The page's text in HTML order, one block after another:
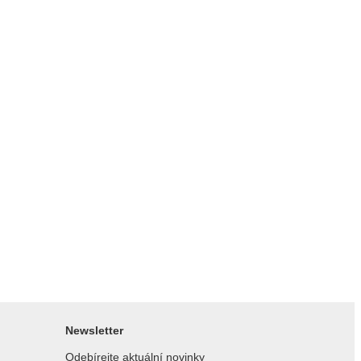
Newsletter
Odebírejte aktuální novinky